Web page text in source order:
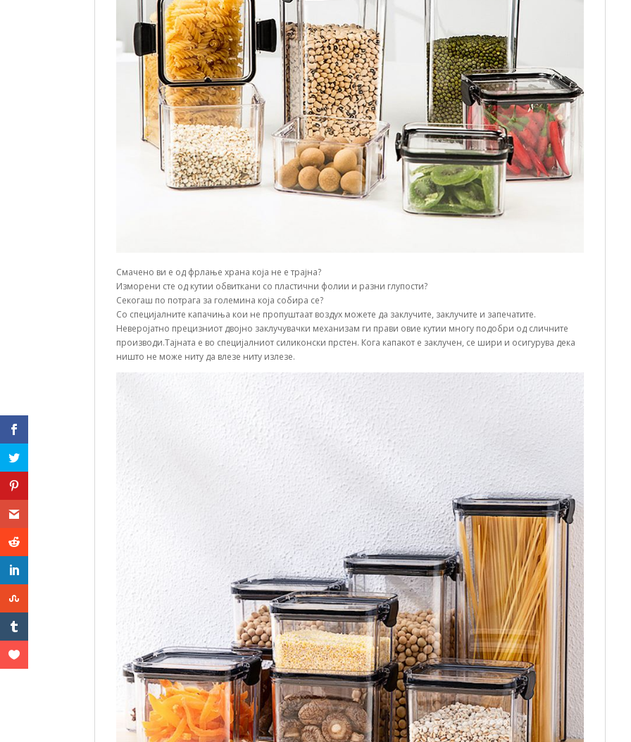
Смачено ви е од фрлање храна која не е трајна?
Изморени сте од кутии обвиткани со пластични фолии и разни глупости?
Секогаш по потрага за големина која собира се?
Со специјалните капачиња кои не пропуштаат воздух можете да заклучите, заклучите и запечатите.
Неверојатно прецизниот двојно заклучувачки механизам ги прави овие кутии многу подобри од сличните
производи.Тајната е во специјалниот силиконски прстен. Кога капакот е заклучен, се шири и осигурува дека
ништо не може ниту да влезе ниту излезе.